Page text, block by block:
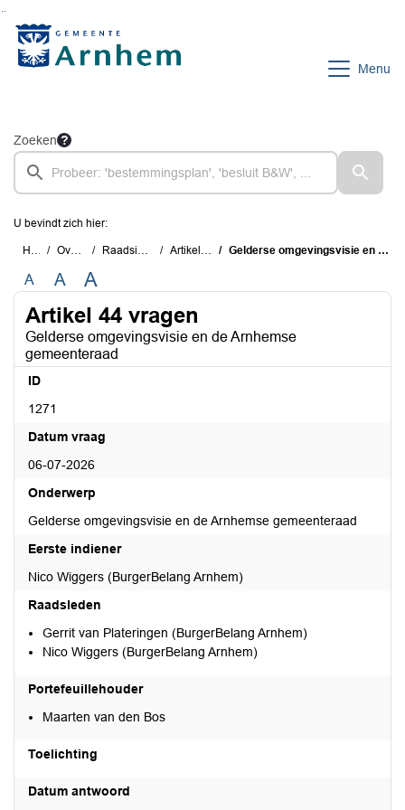
Menu
Zoeken
U bevindt zich hier:
Home Overzichten Raadsinstrumenten Artikel 44 vragen Gelderse omgevingsvisie en de Arnhemse gemeenteraad
A A A
Artikel 44 vragen
Gelderse omgevingsvisie en de Arnhemse
gemeenteraad
ID
1271
Datum vraag
06-07-2026
Onderwerp
Gelderse omgevingsvisie en de Arnhemse gemeenteraad
Eerste indiener
Nico Wiggers (BurgerBelang Arnhem)
Raadsleden
Gerrit van Plateringen (BurgerBelang Arnhem)
Nico Wiggers (BurgerBelang Arnhem)
Portefeuillehouder
Maarten van den Bos
Toelichting
Datum antwoord